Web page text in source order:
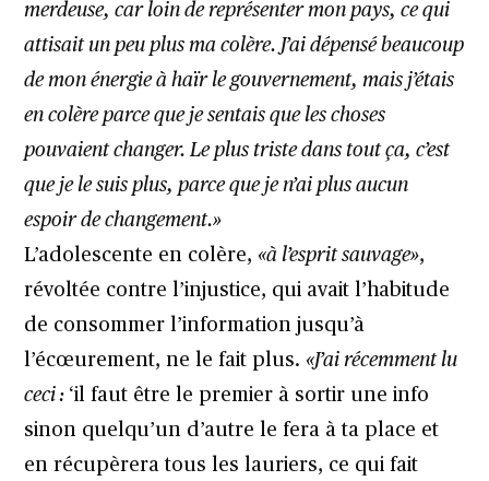
merdeuse, car loin de représenter mon pays, ce qui
attisait un peu plus ma colère. J’ai dépensé beaucoup
de mon énergie à haïr le gouvernement, mais j’étais
en colère parce que je sentais que les choses
pouvaient changer. Le plus triste dans tout ça, c’est
que je le suis plus, parce que je n’ai plus aucun
espoir de changement.»
L’adolescente en colère, «à l’esprit sauvage»,
révoltée contre l’injustice, qui avait l’habitude
de consommer l’information jusqu’à
l’écœurement, ne le fait plus. «J’ai récemment lu
ceci : ‘il faut être le premier à sortir une info
sinon quelqu’un d’autre le fera à ta place et
en récupèrera tous les lauriers, ce qui fait